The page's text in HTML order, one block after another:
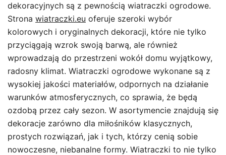
dekoracyjnych są z pewnością wiatraczki ogrodowe.
Strona wiatraczki.eu oferuje szeroki wybór
kolorowych i oryginalnych dekoracji, które nie tylko
przyciągają wzrok swoją barwą, ale również
wprowadzają do przestrzeni wokół domu wyjątkowy,
radosny klimat. Wiatraczki ogrodowe wykonane są z
wysokiej jakości materiałów, odpornych na działanie
warunków atmosferycznych, co sprawia, że będą
ozdobą przez cały sezon. W asortymencie znajdują się
dekoracje zarówno dla miłośników klasycznych,
prostych rozwiązań, jak i tych, którzy cenią sobie
nowoczesne, niebanalne formy. Wiatraczki to nie tylko